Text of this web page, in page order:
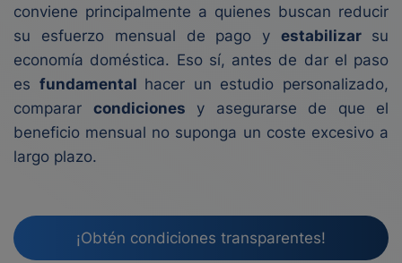
conviene principalmente a quienes buscan reducir
su esfuerzo mensual de pago yestabilizar su
economía doméstica. Eso sí, antes de dar el paso
es fundamental hacer un estudio personalizado,
comparar condiciones y asegurarse de que el
beneficio mensual no suponga un coste excesivo a
largo plazo.
¡Obtén condiciones transparentes!